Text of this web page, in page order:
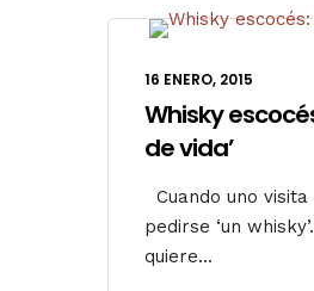
16 ENERO, 2015
Whisky
de vida’
Cuando uno
pedirse ‘un
quiere...